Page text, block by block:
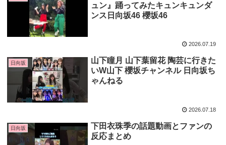
ュン』踊ってみたキュンキュンダ
ンス日向坂46 櫻坂46
2026.07.19
日向坂
山下瞳月 山下葉留花 陶芸に行きた
いW山下 櫻坂チャンネル 日向坂ち
ゃんねる
2026.07.18
日向坂
下田衣珠季の話題動画とファンの
反応まとめ